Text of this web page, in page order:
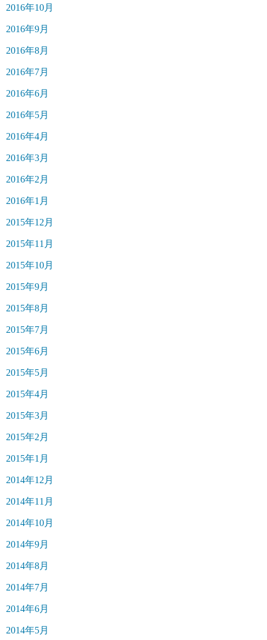
2016年10月
2016年9月
2016年8月
2016年7月
2016年6月
2016年5月
2016年4月
2016年3月
2016年2月
2016年1月
2015年12月
2015年11月
2015年10月
2015年9月
2015年8月
2015年7月
2015年6月
2015年5月
2015年4月
2015年3月
2015年2月
2015年1月
2014年12月
2014年11月
2014年10月
2014年9月
2014年8月
2014年7月
2014年6月
2014年5月